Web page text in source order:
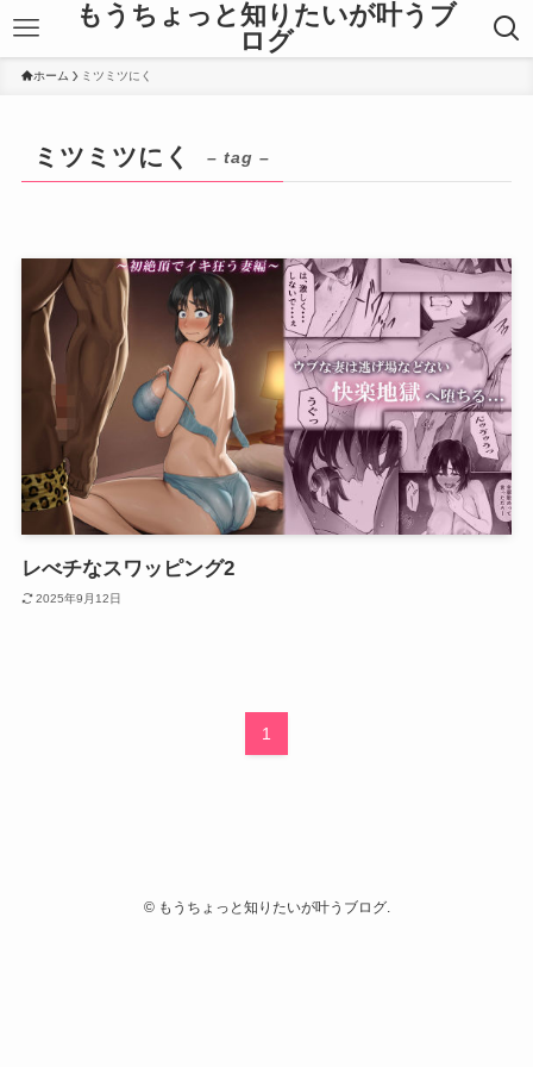
もうちょっと知りたいが叶うブ
ログ
ホーム ミツミツにく
ミツミツにく – tag –
レべチなスワッピング2
2025年9月12日
1
©もうちょっと知りたいが叶うブログ.